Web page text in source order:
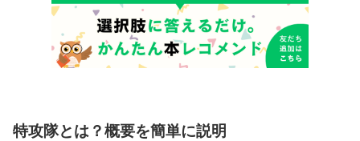
特攻隊とは？概要を簡単に説明